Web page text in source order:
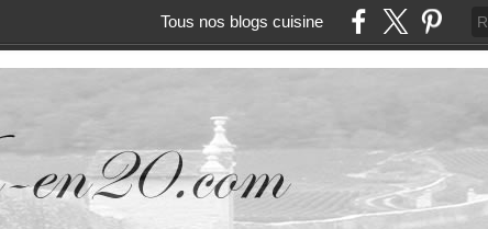
Tous nos blogs cuisine